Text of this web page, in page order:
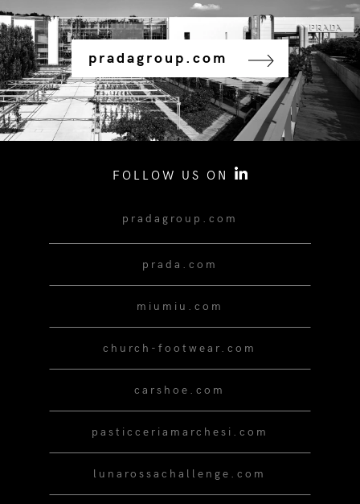
pradagroup.com
FOLLOW US ON
pradagroup.com
prada.com
miumiu.com
church-footwear.com
carshoe.com
pasticceriamarchesi.com
lunarossachallenge.com